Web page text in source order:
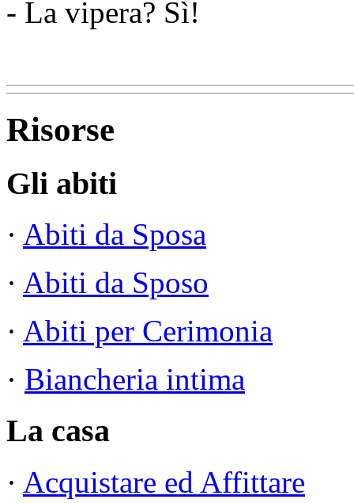
- La vipera? Sì!
Risorse
Gli abiti
· Abiti da Sposa
· Abiti da Sposo
· Abiti per Cerimonia
· Biancheria intima
La casa
· Acquistare ed Affittare